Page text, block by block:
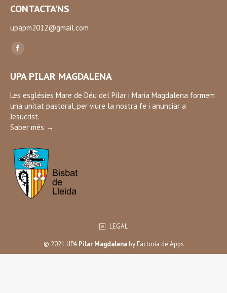
CONTACTA’NS
upapm2012@gmail.com
Find us on:
Facebook
opens
in
new
window
UPA PILAR MAGDALENA
Les esglésies Mare de Déu del Pilar i Maria Magdalena formem
una unitat pastoral, per viure la nostra fe i anunciar a
Jesucrist.
Saber més →
LEGAL
© 2021 UPAPilar Magdalenaby Factoria de Apps